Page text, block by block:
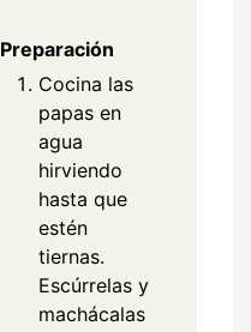
Preparación
Cocina las
papas en
agua
hirviendo
hasta que
estén
tiernas.
Escúrrelas y
machácalas